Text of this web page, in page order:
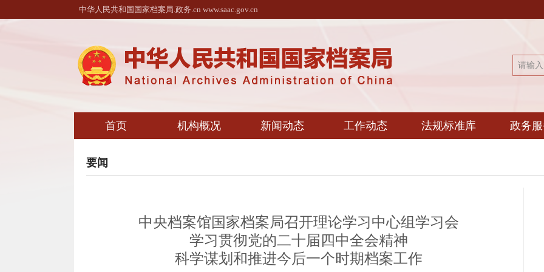
中华人民共和国国家档案局.政务.cn www.saac.gov.cn
首页 机构概况 新闻动态 工作动态 法规标准库 政务
要闻
中央档案馆国家档案局召开理论学习中心组学习会
学习贯彻党的二十届四中全会精神
科学谋划和推进今后一个时期档案工作